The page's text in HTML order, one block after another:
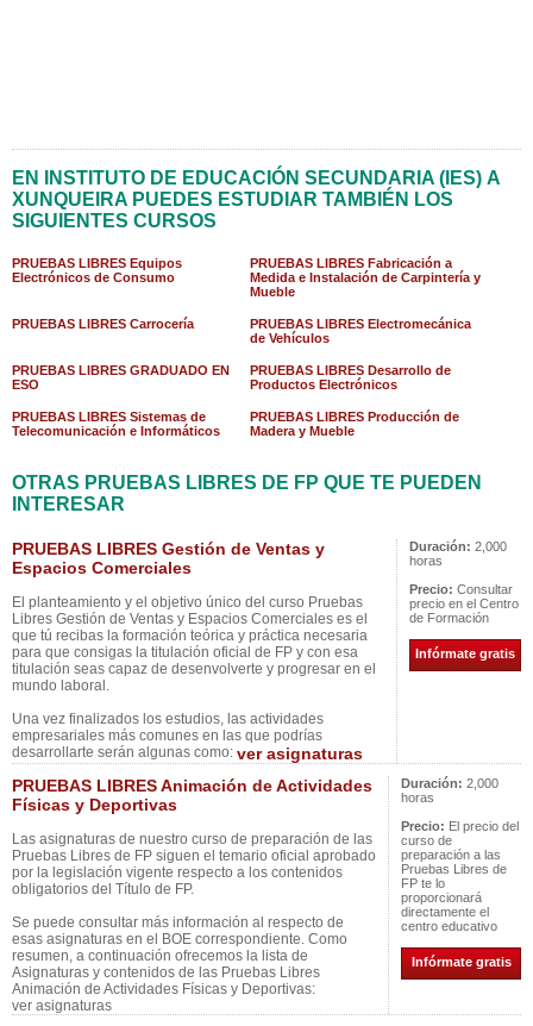
EN INSTITUTO DE EDUCACIÓN SECUNDARIA (IES) A
XUNQUEIRA PUEDES ESTUDIAR TAMBIÉN LOS
SIGUIENTES CURSOS
PRUEBAS LIBRES Equipos
Electrónicos de Consumo
PRUEBAS LIBRES Fabricación a
Medida e Instalación de Carpintería y
Mueble
PRUEBAS LIBRES Carrocería
PRUEBAS LIBRES Electromecánica
de Vehículos
PRUEBAS LIBRES GRADUADO EN
ESO
PRUEBAS LIBRES Desarrollo de
Productos Electrónicos
PRUEBAS LIBRES Sistemas de
Telecomunicación e Informáticos
PRUEBAS LIBRES Producción de
Madera y Mueble
OTRAS PRUEBAS LIBRES DE FP QUE TE PUEDEN
INTERESAR
PRUEBAS LIBRES Gestión de Ventas y
Espacios Comerciales
El planteamiento y el objetivo único del curso Pruebas
Libres Gestión de Ventas y Espacios Comerciales es el
que tú recibas la formación teórica y práctica necesaria
para que consigas la titulación oficial de FP y con esa
titulación seas capaz de desenvolverte y progresar en el
mundo laboral.
Una vez finalizados los estudios, las actividades
empresariales más comunes en las que podrías
desarrollarte serán algunas como: ver asignaturas
Duración: 2,000
horas
Precio: Consultar
precio en el Centro
de Formación
Infórmate gratis
PRUEBAS LIBRES Animación de Actividades
Físicas y Deportivas
Las asignaturas de nuestro curso de preparación de las
Pruebas Libres de FP siguen el temario oficial aprobado
por la legislación vigente respecto a los contenidos
obligatorios del Título de FP.
Se puede consultar más información al respecto de
esas asignaturas en el BOE correspondiente. Como
resumen, a continuación ofrecemos la lista de
Asignaturas y contenidos de las Pruebas Libres
Animación de Actividades Físicas y Deportivas:
ver asignaturas
Duración: 2,000
horas
Precio: El precio del
curso de
preparación a las
Pruebas Libres de
FP te lo
proporcionará
directamente el
centro educativo
Infórmate gratis